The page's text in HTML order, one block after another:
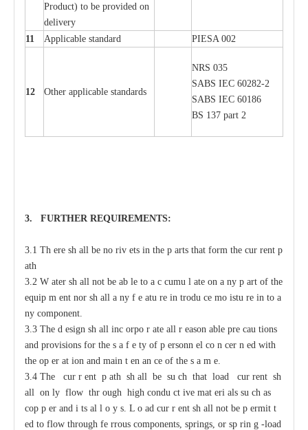
Product) to be provided on
delivery
11 Applicable standard PIESA 002
12 Other applicable standards
NRS 035
SABS IEC 60282-2
SABS IEC 60186
BS 137 part 2
3. FURTHER REQUIREMENTS:
3.1 Th ere sh all be no riv ets in the p arts that form the cur rent p
ath
3.2 W ater sh all not be ab le to a c cumu l ate on a ny p art of the
equip m ent nor sh all a ny f e atu re in trodu ce mo istu re in to a
ny component.
3.3 The d esign sh all inc orpo r ate all r eason able pre cau tions
and provisions for the s a f e ty of p ersonn el co n cer n ed with
the op er at ion and main t en an ce of the s a m e
3.4 The cur r ent p ath sh all be su ch that load cur rent sh
all on ly flow thr ough high condu ct ive mat eri als su ch as
cop p er and i ts al l o y s L o ad cur r ent sh all not be p ermit t
ed to flow through fe rrous components, springs, or sp rin g -load